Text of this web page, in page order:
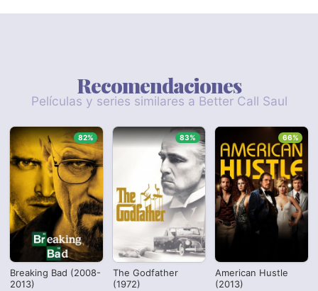
Recomendaciones
Películas y series similares a Better Call Saul
Breaking Bad (2008-
2013)
82%
The Godfather
(1972)
83%
American Hustle
(2013)
66%